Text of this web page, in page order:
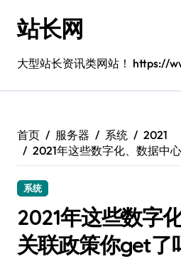
站长网
大型站长资讯类网站！ https://
首页 服务器 系统
2021
2021年这些数字化、数据中
系统
2021年这些数字
关联政策你get了